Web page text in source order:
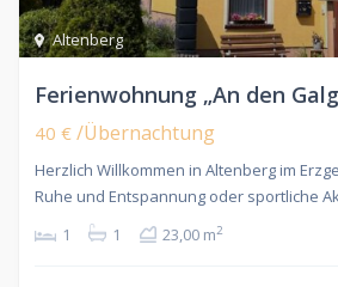
Altenberg
Ferienwohnung „An den
40 € /Übernachtung
Herzlich Willkommen in Altenberg im
Ruhe und Entspannung oder sportliche
1 1 23,00 m2